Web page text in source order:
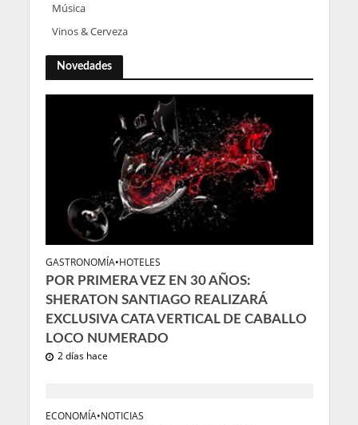
Música
Vinos & Cerveza
Novedades
GASTRONOMÍA•HOTELES
POR PRIMERA VEZ EN 30 AÑOS:
SHERATON SANTIAGO REALIZARÁ
EXCLUSIVA CATA VERTICAL DE CABALLO
LOCO NUMERADO
2 días hace
ECONOMÍA•NOTICIAS